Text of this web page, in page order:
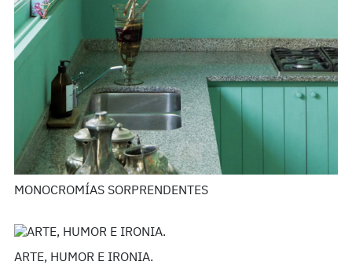
MONOCROMÍAS SORPRENDENTES
ARTE, HUMOR E IRONIA.